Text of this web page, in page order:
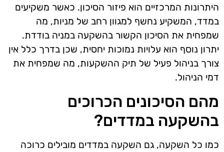
היתרונות המרכזיים הוא פיזור הסיכון. כאשר משקיעים
במדד, המשקיע נחשף למגוון רחב של מניות, מה
שמפחית את הסיכון הקשור בהשקעה במניה בודדת.
יתרון נוסף הוא עלויות נמוכות יחסית, שכן בדרך כלל אין
צורך בניהול פעיל של תיק ההשקעות, מה שמפחית את
דמי הניהול.
מהם הסיכונים הכרוכים
בהשקעה במדדים?
כמו כל השקעה, גם השקעה במדדים מובילים כרוכה